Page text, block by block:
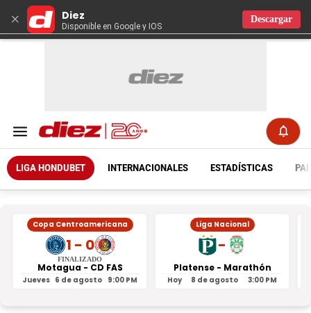
× Diez
Disponible en Google y IOS
Descargar
LIGA HONDUBET INTERNACIONALES ESTADÍSTICAS
Copa Centroamericana
1 - 0
FINALIZADO
Motagua - CD FAS
Jueves 6 de agosto 9:00 PM
Liga Nacional
-
Platense - Marathón
Hoy 8 de agosto 3:00 PM